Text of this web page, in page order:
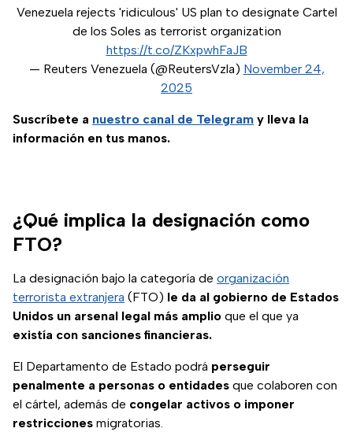
Venezuela rejects 'ridiculous' US plan to designate Cartel
de los Soles as terrorist organization
https://t.co/ZKxpwhFaJB
— Reuters Venezuela (@ReutersVzla) November 24,
2025
Suscríbete a nuestro canal de Telegram y lleva la
información en tus manos.
¿Qué implica la designación como
FTO?
La designación bajo la categoría de organización
terrorista extranjera (FTO) le da al gobierno de Estados
Unidos un arsenal legal más amplio que el que ya
existía con sanciones financieras.
El Departamento de Estado podrá perseguir
penalmente a personas o entidades que colaboren con
el cártel, además de congelar activos o imponer
restricciones migratorias.